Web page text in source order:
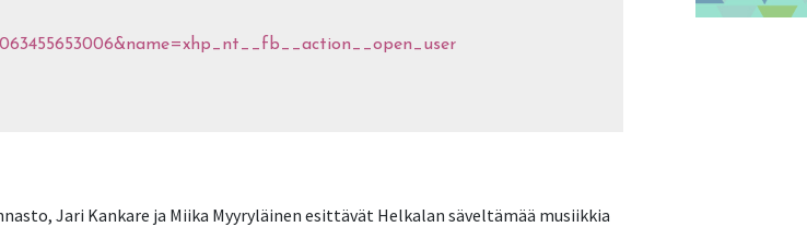
Jari Kankare ja Miika Myyryläinen esittävät Helkalan säveltämää musiikkia